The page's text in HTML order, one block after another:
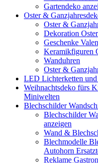
Gartendeko
Oster &
Oster &
Dekoration
Geschenke
Keramikfiguren
Wanduhren
Oster &
LED Lichterketten und
Weihnachtsdeko fürs
Miniwelten
Blechschilder
Blechschilder
anzeigen
Wand &
Blechmodelle
Autohorn
Reklame